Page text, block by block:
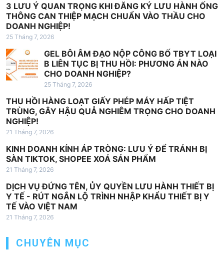
3 LƯU Ý QUAN TRỌNG KHI ĐĂNG KÝ LƯU HÀNH ỐNG
THÔNG CAN THIỆP MẠCH CHUẨN VÀO THẦU CHO
DOANH NGHIỆP!
25 Tháng 7, 2026
GEL BÔI ÂM ĐẠO NỘP CÔNG BỐ TBYT LOẠI
B LIÊN TỤC BỊ THU HỒI: PHƯƠNG ÁN NÀO
CHO DOANH NGHIỆP?
25 Tháng 7, 2026
THU HỒI HÀNG LOẠT GIẤY PHÉP MÁY HẤP TIỆT
TRÙNG, GÂY HẬU QUẢ NGHIÊM TRỌNG CHO DOANH
NGHIỆP!
21 Tháng 7, 2026
KINH DOANH KÍNH ÁP TRÒNG: LƯU Ý ĐỂ TRÁNH BỊ
SÀN TIKTOK, SHOPEE XOÁ SẢN PHẨM
21 Tháng 7, 2026
DỊCH VỤ ĐỨNG TÊN, ỦY QUYỀN LƯU HÀNH THIẾT BỊ
Y TẾ - RÚT NGẮN LỘ TRÌNH NHẬP KHẨU THIẾT BỊ Y
TẾ VÀO VIỆT NAM
21 Tháng 7, 2026
CHUYÊN MỤC